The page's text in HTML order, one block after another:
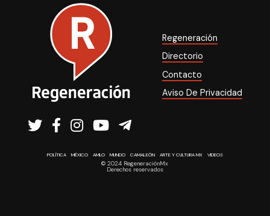
Regeneración
Directorio
Contacto
Aviso De Privacidad
POLÍTICA MÉXICO AMLO MUNDO CAMALEÓN ARTE Y CULTURA MX VIDEOS
© 2024 RegeneraciónMx
Derechos reservados